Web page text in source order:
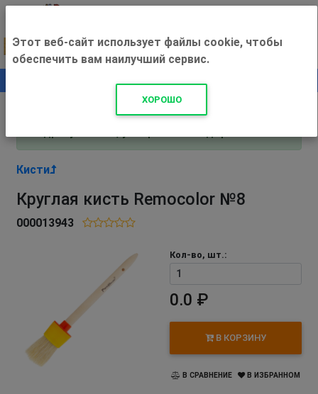
+500 ₽
Внимание! С 3 августа магазин работает по
Кисти
Круглая кисть Remocolor №8
000013943
Кол-во, шт.:
0.0 ₽
В КОРЗИНУ
В СРАВНЕНИЕ В ИЗБРАННОМ
Этот веб-сайт использует файлы cookie, чтобы
обеспечить вам наилучший сервис.
ХОРОШО